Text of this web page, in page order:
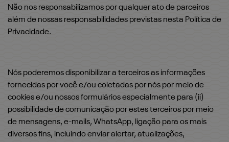
Não nos responsabilizamos por qualquer ato de parceiros
além de nossas responsabilidades previstas nesta Política de
Privacidade.
Nós poderemos disponibilizar a terceiros as informações
fornecidas por você e/ou coletadas por nós por meio de
cookies e/ou nossos formulários especialmente para (ii)
possibilidade de comunicação por estes terceiros por meio
de mensagens, e-mails, WhatsApp, ligação para os mais
diversos fins, incluindo enviar alertar, atualizações,